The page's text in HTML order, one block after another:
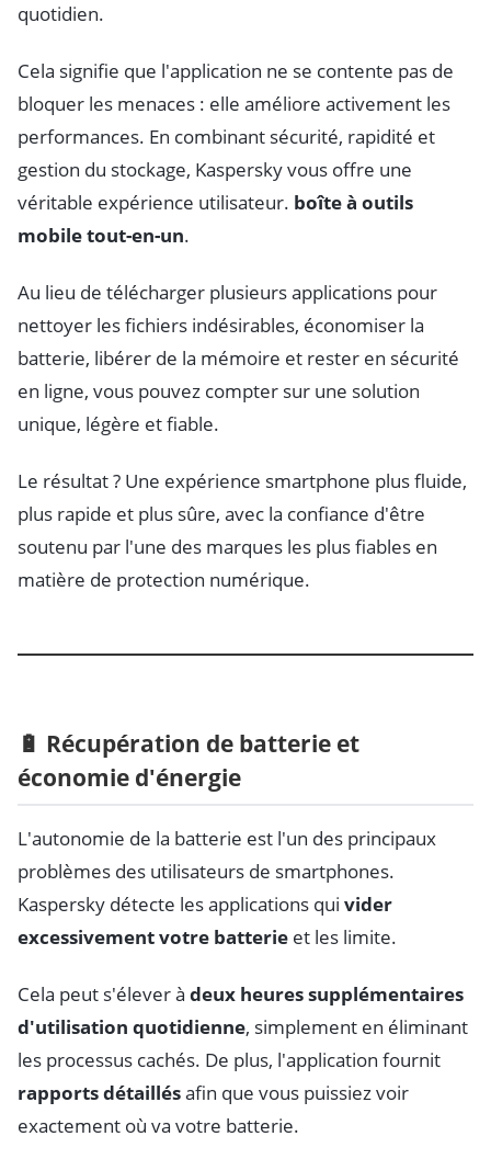
quotidien.
Cela signifie que l'application ne se contente pas de
bloquer les menaces : elle améliore activement les
performances. En combinant sécurité, rapidité et
gestion du stockage, Kaspersky vous offre une
véritable expérience utilisateur. boîte à outils
mobile tout-en-un.
Au lieu de télécharger plusieurs applications pour
nettoyer les fichiers indésirables, économiser la
batterie, libérer de la mémoire et rester en sécurité
en ligne, vous pouvez compter sur une solution
unique, légère et fiable.
Le résultat ? Une expérience smartphone plus fluide,
plus rapide et plus sûre, avec la confiance d'être
soutenu par l'une des marques les plus fiables en
matière de protection numérique.
🔋 Récupération de batterie et
économie d'énergie
L'autonomie de la batterie est l'un des principaux
problèmes des utilisateurs de smartphones.
Kaspersky détecte les applications qui vider
excessivement votre batterie et les limite.
Cela peut s'élever à deux heures supplémentaires
d'utilisation quotidienne, simplement en éliminant
les processus cachés. De plus, l'application fournit
rapports détaillésafin que vous puissiez voir
exactement où va votre batterie.